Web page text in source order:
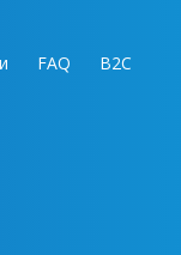
FAQ B2C